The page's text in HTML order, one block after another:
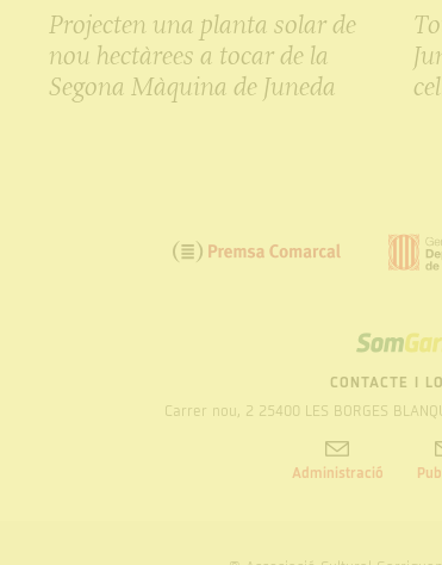
Projecten una planta solar de
nou hectàrees a tocar de la
Segona Màquina de Juneda
CONTACTE I
Carrer nou, 2 25400 LES BORGES
Administració